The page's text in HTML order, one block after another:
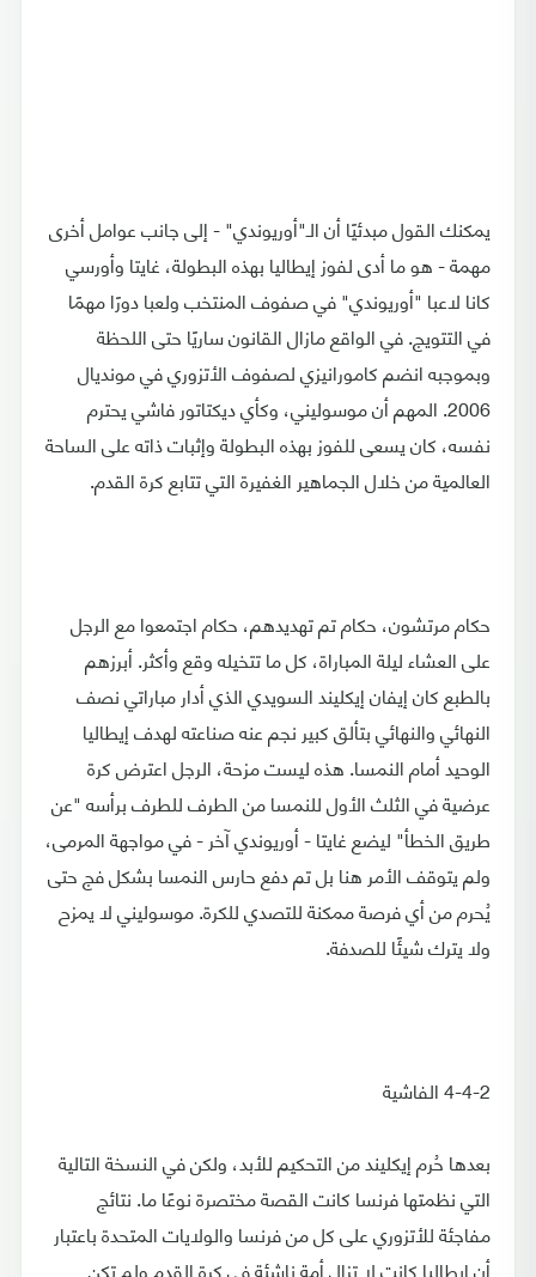
يمكنك القول مبدئيًا أن الـ"أوريوندي" - إلى جانب عوامل أخرى
مهمة - هو ما أدى لفوز إيطاليا بهذه البطولة، غايتا وأورسي
كانا لاعبا "أوريوندي" في صفوف المنتخب ولعبا دورًا مهمًا
في التتويج. في الواقع مازال القانون ساريًا حتى اللحظة
وبموجبه انضم كامورانيزي لصفوف الأتزوري في مونديال
2006. المهم أن موسوليني، وكأي ديكتاتور فاشي يحترم
نفسه، كان يسعى للفوز بهذه البطولة وإثبات ذاته على الساحة
العالمية من خلال الجماهير الغفيرة التي تتابع كرة القدم.
حكام مرتشون، حكام تم تهديدهم، حكام اجتمعوا مع الرجل
على العشاء ليلة المباراة، كل ما تتخيله وقع وأكثر. أبرزهم
بالطبع كان إيفان إيكليند السويدي الذي أدار مباراتي نصف
النهائي والنهائي بتألق كبير نجم عنه صناعته لهدف إيطاليا
الوحيد أمام النمسا. هذه ليست مزحة، الرجل اعترض كرة
عرضية في الثلث الأول للنمسا من الطرف للطرف برأسه "عن
طريق الخطأ" ليضع غايتا - أوريوندي آخر - في مواجهة المرمى،
ولم يتوقف الأمر هنا بل تم دفع حارس النمسا بشكل فج حتى
يُحرم من أي فرصة ممكنة للتصدي للكرة. موسوليني لا يمزح
ولا يترك شيئًا للصدفة.
4-4-2 الفاشية
بعدها حُرم إيكليند من التحكيم للأبد، ولكن في النسخة التالية
التي نظمتها فرنسا كانت القصة مختصرة نوعًا ما. نتائج
مفاجئة للأتزوري على كل من فرنسا والولايات المتحدة باعتبار
أن إيطاليا كانت لا تزال أمة ناشئة في كرة القدم ولم تكن